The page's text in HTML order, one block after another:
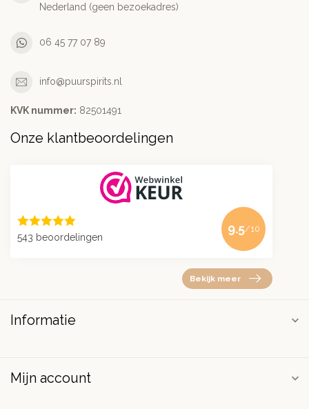
Nederland (geen bezoekadres)
06 45 77 07 89
info@puurspirits.nl
KVK nummer: 82501491
Onze klantbeoordelingen
543 beoordelingen
9.5/10
Bekijk meer
Informatie
Mijn account